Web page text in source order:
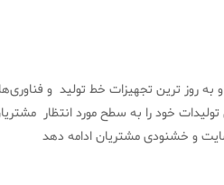
به روز ترین تجهیزات خط تولید و
خود را به سطح مورد انتظار
و خشنودی مشتریان ادامه دهد